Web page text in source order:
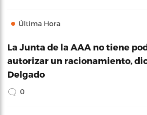
Última Hora
La Junta de la AAA no tiene
autorizar un racionamiento,
Delgado
0